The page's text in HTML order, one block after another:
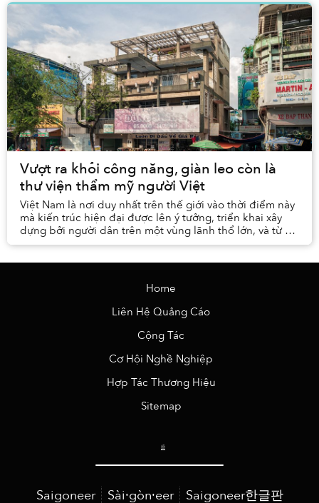
Vượt ra khỏi công năng, giàn leo còn là
thư viện thẩm mỹ người Việt
Việt Nam là nơi duy nhất trên thế giới vào thời điểm này
mà kiến trúc hiện đại được lên ý tưởng, triển khai xây
dựng bởi người dân trên một vùng lãnh thổ lớn, và từ đó
lưu giữ "khẩu vị" về thẩm mỹ của...
Home
Liên Hệ Quảng Cáo
Cộng Tác
Cơ Hội Nghề Nghiệp
Hợp Tác Thương Hiệu
Sitemap
Saigoneer Sài·gòn·eer Saigoneer한글판